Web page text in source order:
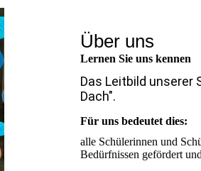
Über uns
Lernen Sie uns kennen
Das Leitbild unserer
Dach".
Für uns bedeutet dies:
alle Schülerinnen und
Bedürfnissen gefördert